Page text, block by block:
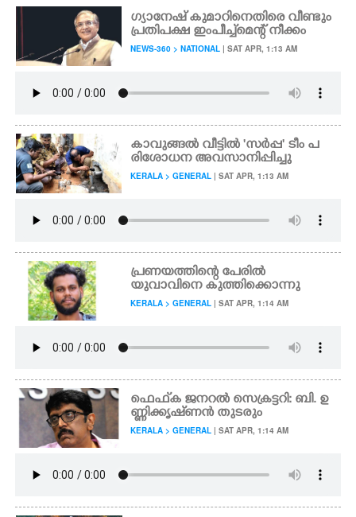
ഗ്യാനേഷ് കുമാറിനെതിരെ വീണ്ടും
പ്രതിപക്ഷ ഇംപീച്ച്‌മെന്റ് നീക്കം
NEWS-360 > NATIONAL | SAT APR, 1:13 AM
കാവുങ്ങൽ വീട്ടിൽ "സർപ്പ" ടീം പ
രിശോധന അവസാനിപ്പിച്ചു
KERALA > GENERAL | SAT APR, 1:13 AM
പ്രണയത്തിന്റെ പേരിൽ
യുവാവിനെ കുത്തിക്കൊന്നു
KERALA > GENERAL | SAT APR, 1:14 AM
ഫെഫ്‌ക ജനറൽ സെക്രട്ടറി: ബി. ഉ
ണ്ണിക്കൃഷ്‌ണൻ തുടരും
KERALA > GENERAL | SAT APR, 1:14 AM